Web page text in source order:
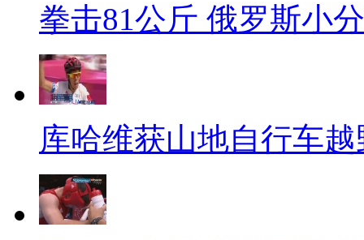
拳击81公斤 俄罗斯小
库哈维获山地自行车